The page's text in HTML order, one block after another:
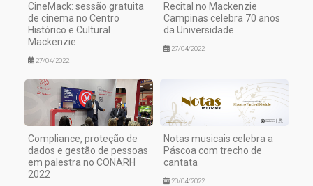
CineMack: sessão gratuita
de cinema no Centro
Histórico e Cultural
Mackenzie
27/04/2022
Recital no Mackenzie
Campinas celebra 70 anos
da Universidade
27/04/2022
Compliance, proteção de
dados e gestão de pessoas
em palestra no CONARH
2022
Notas musicais celebra a
Páscoa com trecho de
cantata
20/04/2022